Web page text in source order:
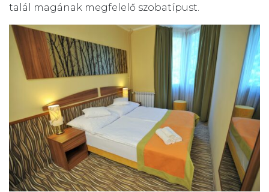
talál magának megfelelő szobatípust.